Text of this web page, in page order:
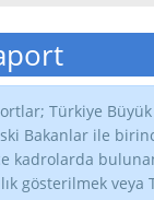
Türkiye
Bakanlar ile
kadrolarda
gösterilmek veya